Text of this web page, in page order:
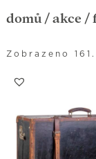
domů / akce /
Zobrazeno